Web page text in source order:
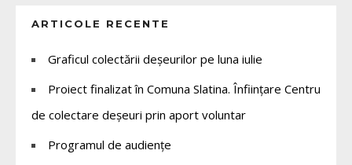
ARTICOLE RECENTE
Graficul colectării deșeurilor pe luna iulie
Proiect finalizat în Comuna Slatina. Înființare Centru
de colectare deșeuri prin aport voluntar
Programul de audiențe